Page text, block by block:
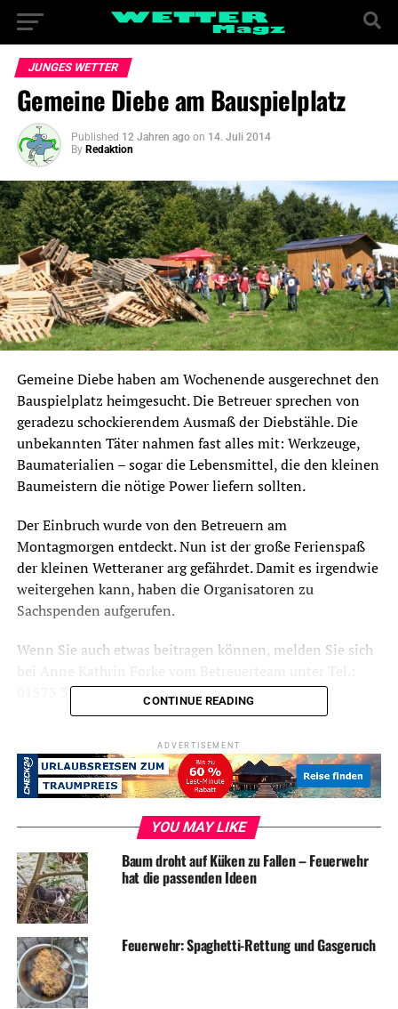
JUNGES WETTER
Gemeine Diebe am Bauspielplatz
Published 12 Jahren ago on 14. Juli 2014
By Redaktion
Gemeine Diebe haben am Wochenende ausgerechnet den
Bauspielplatz heimgesucht. Die Betreuer sprechen von
geradezu schockierendem Ausmaß der Diebstähle. Die
unbekannten Täter nahmen fast alles mit: Werkzeuge,
Baumaterialien – sogar die Lebensmittel, die den kleinen
Baumeistern die nötige Power liefern sollten.
Der Einbruch wurde von den Betreuern am
Montagmorgen entdeckt. Nun ist der große Ferienspaß
der kleinen Wetteraner arg gefährdet. Damit es irgendwie
weitergehen kann, haben die Organisatoren zu
Sachspenden aufgerufen.
Wenn Sie auch etwas beitragen können, melden Sie sich
01573 3250271.
RELATED TOPICS: BAUSPIELPLATZ JUGENDARBEIT
KINDER
NEWS
UP NEXT
Handy-Raub an Skaterbahn
DON'T MISS
Wochenend-Unwetter zieht vorbei
CONTINUE READING
ADVERTISEMENT
YOU MAY LIKE
Baum droht auf Küken zu Fallen – Feuerwehr
hat die passenden Ideen
Feuerwehr: Spaghetti-Rettung und Gasgeruch